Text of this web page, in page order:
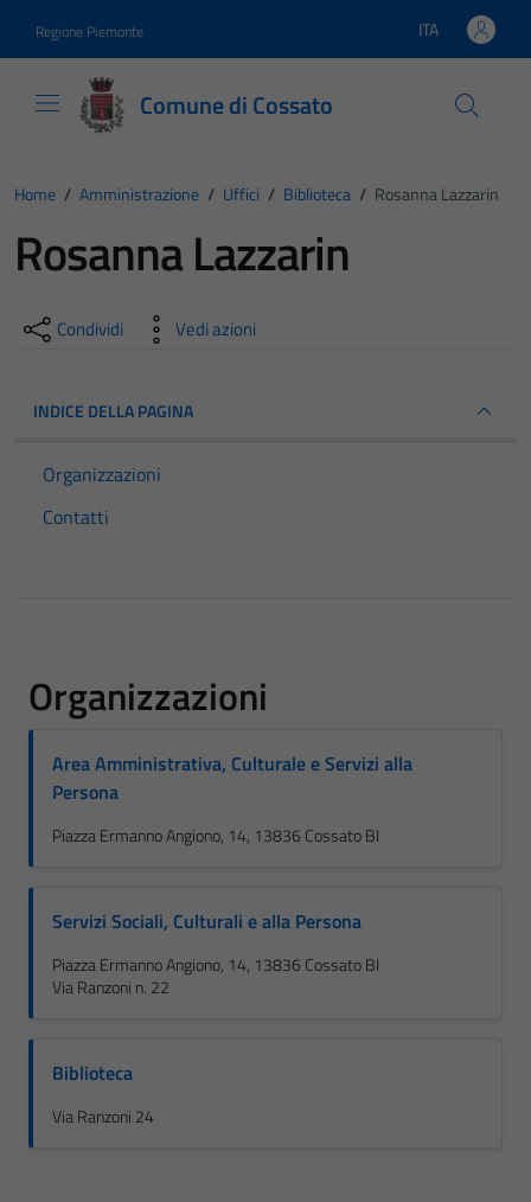
Regione Piemonte Lingua attiva:
ITA
Comune di Cossato
Home / Amministrazione / Uffici / Biblioteca / Rosanna Lazzarin
Rosanna Lazzarin
Condividi Vedi azioni
INDICE DELLA PAGINA
Organizzazioni
Contatti
Organizzazioni
Area Amministrativa, Culturale e Servizi alla
Persona
Piazza Ermanno Angiono, 14, 13836 Cossato BI
Servizi Sociali, Culturali e alla Persona
Piazza Ermanno Angiono, 14, 13836 Cossato BI
Via Ranzoni n. 22
Biblioteca
Via Ranzoni 24